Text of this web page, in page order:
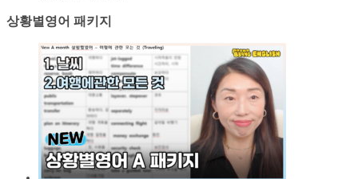
상황별영어 패키지